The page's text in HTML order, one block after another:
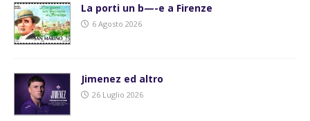
La porti un b—-e a Firenze
6 Agosto 2026
Jimenez ed altro
26 Luglio 2026